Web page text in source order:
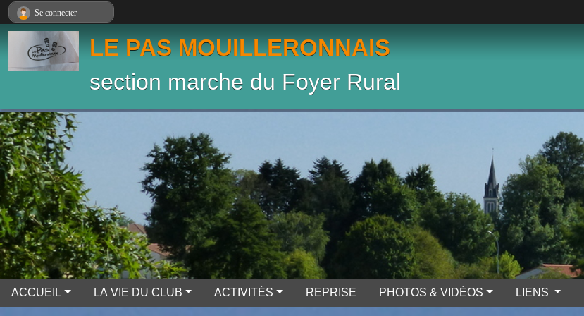
LE PAS MOUILLERONNAIS
section marche du Foyer Rural
ACCUEIL LA VIE DU CLUB ACTIVITÉS REPRISE PHOTOS & VIDÉOS LIENS
Se connecter
Panneau de gestion des cookies